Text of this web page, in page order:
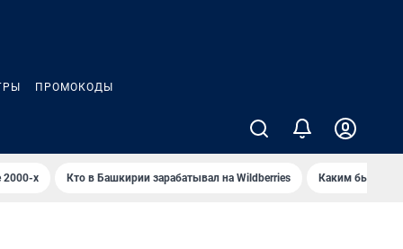
ПРОМОКОДЫ
2000-х Кто в Башкирии зарабатывал на Wildberries Каким было